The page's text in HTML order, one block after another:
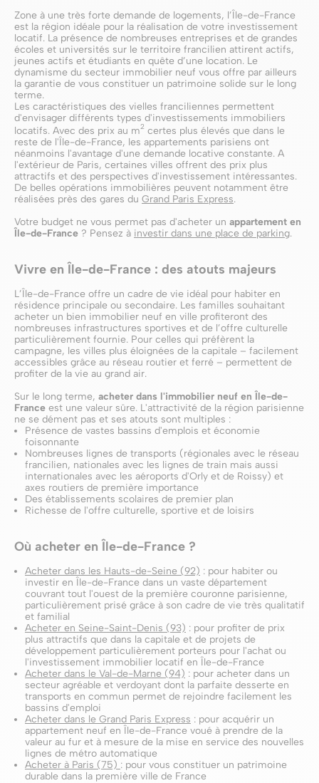
Zone à une très forte demande de logements, l’Île-de-France
est la région idéale pour la réalisation de votre investissement
locatif. La présence de nombreuses entreprises et de grandes
écoles et universités sur le territoire francilien attirent actifs,
jeunes actifs et étudiants en quête d’une location. Le
dynamisme du secteur immobilier neuf vous offre par ailleurs
la garantie de vous constituer un patrimoine solide sur le long
terme.
Les caractéristiques des vielles franciliennes permettent
d'envisager différents types d'investissements immobiliers
locatifs. Avec des prix au m2 certes plus élevés que dans le
reste de l'Île-de-France, les appartements parisiens ont
néanmoins l'avantage d'une demande locative constante. A
l'extérieur de Paris, certaines villes offrent des prix plus
attractifs et des perspectives d'investissement intéressantes.
De belles opérations immobilières peuvent notamment être
réalisées près des gares du Grand Paris Express.
Votre budget ne vous permet pas d'acheter un appartement en
Île-de-France ? Pensez à investir dans une place de parking.
Vivre en Île-de-France : des atouts majeurs
L’Île-de-France offre un cadre de vie idéal pour habiter en
résidence principale ou secondaire. Les familles souhaitant
acheter un bien immobilier neuf en ville profiteront des
nombreuses infrastructures sportives et de l’offre culturelle
particulièrement fournie. Pour celles qui préfèrent la
campagne, les villes plus éloignées de la capitale – facilement
accessibles grâce au réseau routier et ferré – permettent de
profiter de la vie au grand air.
Sur le long terme, acheter dans l'immobilier neuf en Île-de-
France est une valeur sûre. L'attractivité de la région parisienne
ne se dément pas et ses atouts sont multiples :
Présence de vastes bassins d'emplois et économie
foisonnante
Nombreuses lignes de transports (régionales avec le réseau
francilien, nationales avec les lignes de train mais aussi
internationales avec les aéroports d'Orly et de Roissy) et
axes routiers de première importance
Des établissements scolaires de premier plan
Richesse de l'offre culturelle, sportive et de loisirs
Où acheter en Île-de-France ?
Acheter dans les Hauts-de-Seine (92) : pour habiter ou
investir en Île-de-France dans un vaste département
couvrant tout l'ouest de la première couronne parisienne,
particulièrement prisé grâce à son cadre de vie très qualitatif
et familial
Acheter en Seine-Saint-Denis (93) : pour profiter de prix
plus attractifs que dans la capitale et de projets de
développement particulièrement porteurs pour l'achat ou
l'investissement immobilier locatif en Île-de-France
Acheter dans le Val-de-Marne (94) : pour acheter dans un
secteur agréable et verdoyant dont la parfaite desserte en
transports en commun permet de rejoindre facilement les
bassins d'emploi
Acheter dans le Grand Paris Express : pour acquérir un
appartement neuf en Île-de-France voué à prendre de la
valeur au fur et à mesure de la mise en service des nouvelles
lignes de métro automatique
Acheter à Paris (75) : pour vous constituer un patrimoine
durable dans la première ville de France